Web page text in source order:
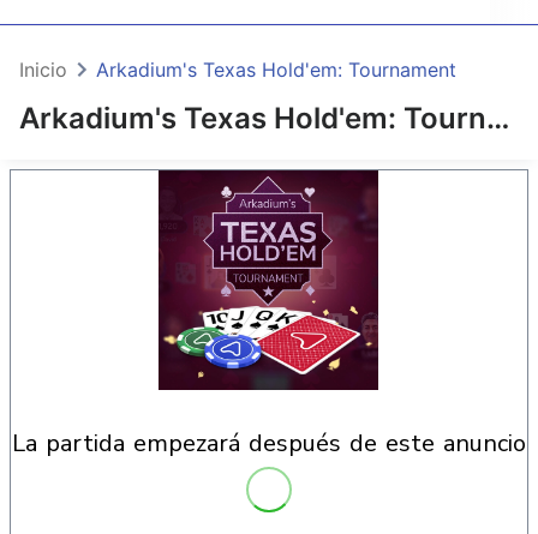
Arkadium's Texas Hold'em: Tournament
Inicio Arkadium's Texas Hold'em: Tournament
la partida empezará después de este anuncio